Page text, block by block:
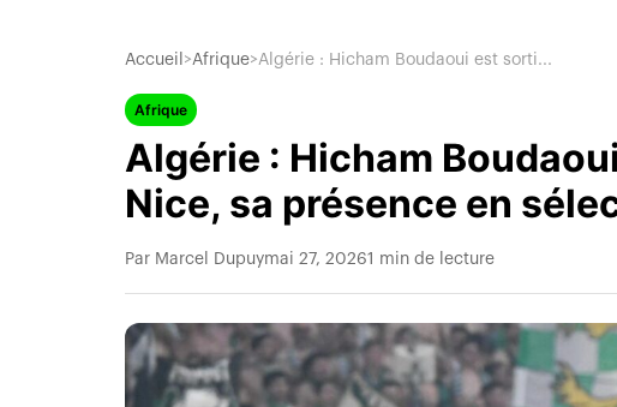
Accueil >Afrique>Algérie : Hicham Boudaoui est sorti...
Afrique
Algérie : Hicham
Nice, sa présence en
Par Marcel Dupuymai 27, 20261 min de lecture